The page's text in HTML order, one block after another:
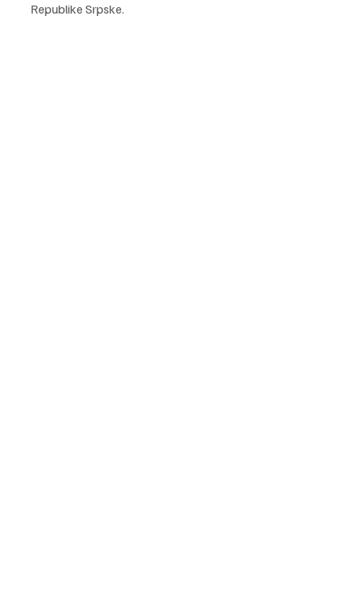
Republike Srpske.